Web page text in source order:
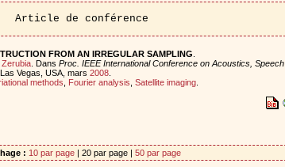
Article de conférence
FROM AN IRREGULAR SAMPLING
. Dans Proc. IEEE International Conference on Acoustics, Speech
, Las Vegas, USA, mars 2008.
methods Fourier analysis Satellite imaging.
: 10 par page | 20 par page | 50 par page